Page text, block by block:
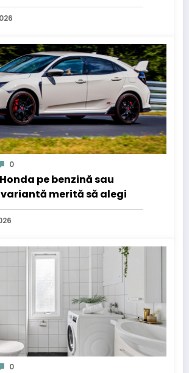
0
pe benzină sau
variantă merită să alegi
0